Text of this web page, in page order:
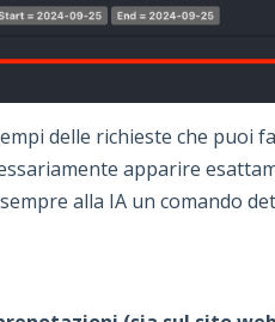
delle richieste che puoi
apparire
alla IA un comando